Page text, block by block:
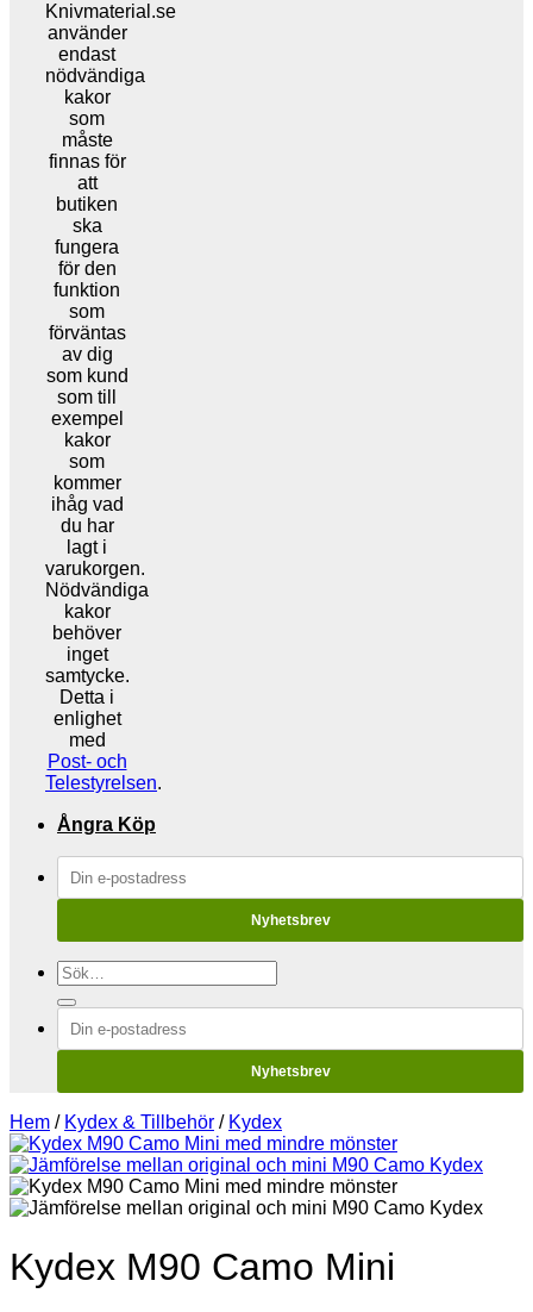
Knivmaterial.se
använder
endast
nödvändiga
kakor
som
måste
finnas för
att
butiken
ska
fungera
för den
funktion
som
förväntas
av dig
som kund
som till
exempel
kakor
som
kommer
ihåg vad
du har
lagt i
varukorgen.
Nödvändiga
kakor
behöver
inget
samtycke.
Detta i
enlighet
med
Post- och
Telestyrelsen.
Ångra Köp
Nyhetsbrev
Sök
efter:
Nyhetsbrev
Hem / Kydex & Tillbehör / Kydex
Kydex M90 Camo Mini